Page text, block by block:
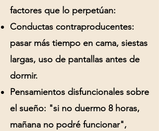
factores que lo perpetúan:
Conductas contraproducentes:
pasar más tiempo en cama, siestas
largas, uso de pantallas antes de
dormir.
Pensamientos disfuncionales sobre
el sueño: "si no duermo 8 horas,
mañana no podré funcionar",